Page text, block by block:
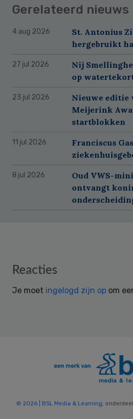
Gerelateerd nieuws
4 aug 2026
St. Antonius
hergebruikt
27 jul 2026
Nij
op
23 jul 2026
Nieuwe editie
Meijerink
startblokken
11 jul 2026
Franciscus
8 jul 2026
Oud VWS-
ontvangt
Reader
Reacties
Je moet ingelogd zijn op om
© 2026 | BSL Media & Learning,